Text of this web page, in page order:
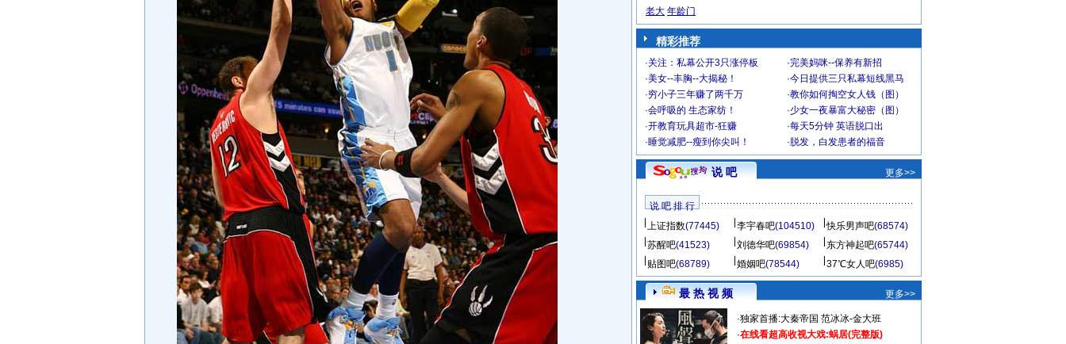
老大 年龄门
精彩推荐
·关注：私幕公开3只涨停板 ·完美妈咪--保养有新招
·美女--丰胸--大揭秘！ ·今日提供三只私幕短线黑马
·穷小子三年赚了两千万 ·教你如何掏空女人钱（图）
·会呼吸的 生态家纺！ ·少女一夜暴富大秘密（图）
·开教育玩具超市-狂赚 ·每天5分钟 英语脱口出
·睡觉减肥--瘦到你尖叫！ · 脱发，白发患者的福音
说 吧 更多>>
说 吧 排 行
上证指数(77445) 李宇春吧(104510) 快乐男声吧(68574)
苏醒吧(41523) 刘德华吧(69854) 东方神起吧(65744)
贴图吧(68789) 婚姻吧(78544) 37℃女人吧(6985)
最 热 视 频 更多>>
·独家首播:大秦帝国 范冰冰-金大班
·在线看超高收视大戏:蜗居(完整版)